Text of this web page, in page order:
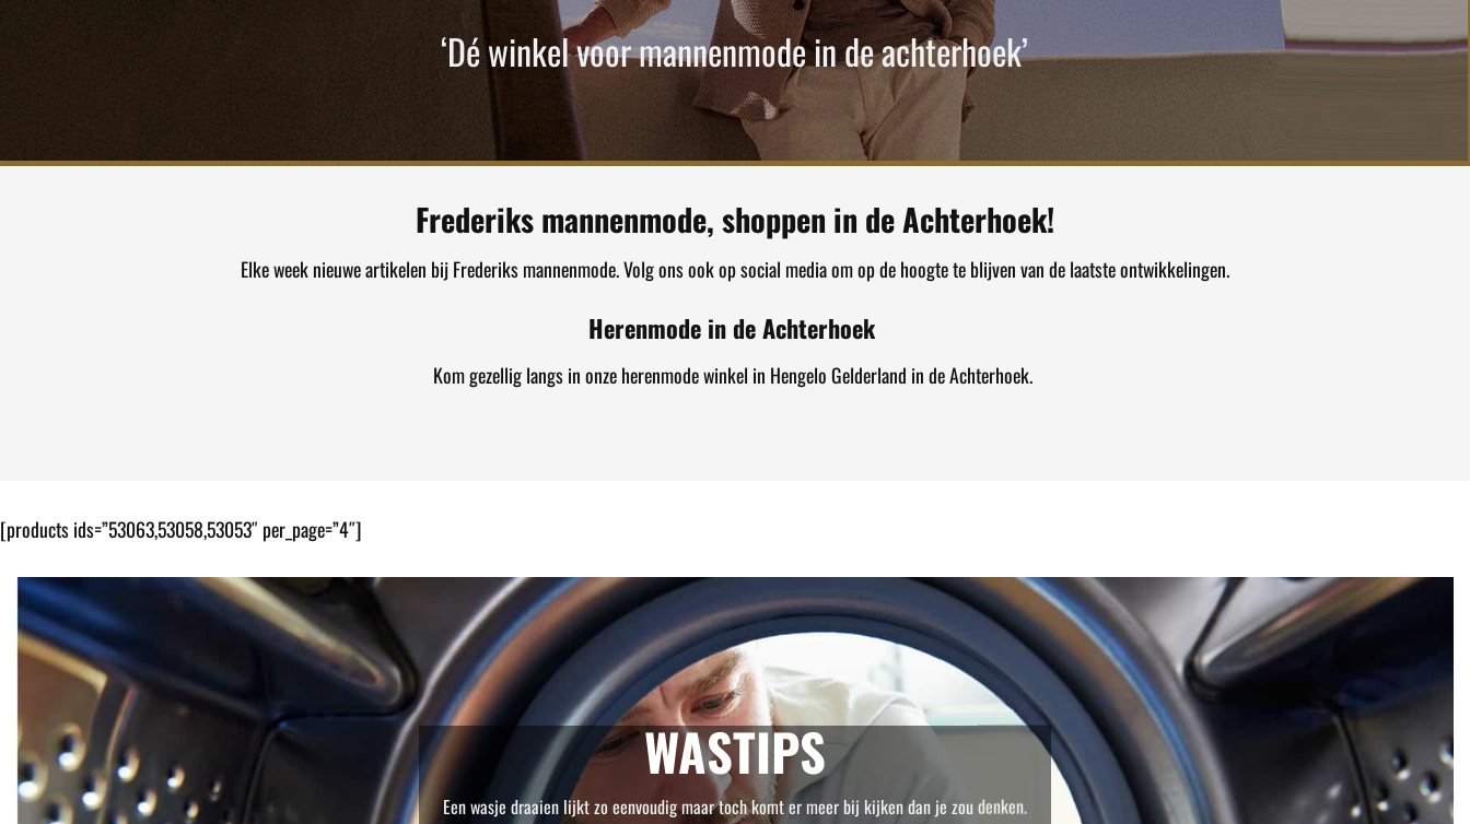
‘Dé winkel voor mannenmode in de achterhoek’
Frederiks mannenmode, shoppen in de Achterhoek!
Elke week nieuwe artikelen bij Frederiks mannenmode. Volg ons ook op social media om op de hoogte te blijven van de laatste ontwikkelingen.
Herenmode in de Achterhoek
Kom gezellig langs in onze herenmode winkel in Hengelo Gelderland in de Achterhoek.
[products ids=”53063,53058,53053″ per_page=”4″]
WASTIPS
Een wasje draaien lijkt zo eenvoudig maar toch komt er meer bij kijken dan je zou denken.